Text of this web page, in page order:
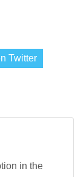
Twitter
in the